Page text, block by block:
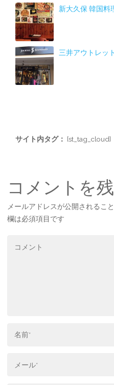
新大久保 韓国料
三井アウトレッ
サイト内タグ： [st_tag_cloud]
コメントを
メールアドレスが公開されるこ
欄は必須項目です